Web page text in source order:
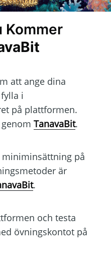
Kommer
att ange dina
i
på plattformen.
TanavaBit.
på
är
.
och testa
övningskontot på